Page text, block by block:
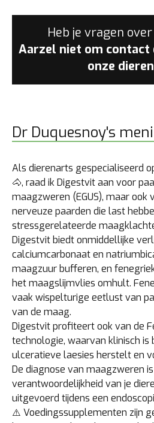
Heb je vragen
Aarzel niet om contact
onze
Dr Duquesnoy's
Als dierenarts gespecialiseerd
🐴, raad ik Digestvit aan voor
maagzweren (EGUS), maar
nerveuze paarden die last
stressgerelateerde
Digestvit biedt onmiddellijke
calciumcarbonaat en
maagzuur bufferen, en
het maagslijmvlies omhult.
vaak wispelturige eetlust van
van de maag.
Digestvit profiteert ook van de
technologie, waarvan klinisch is
ulceratieve laesies herstelt en
De diagnose van maagzweren
verantwoordelijkheid van je
uitgevoerd tijdens een
⚠️ Voedingssupplementen zijn